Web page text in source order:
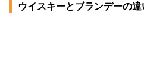
ウイスキーとブランデーの違